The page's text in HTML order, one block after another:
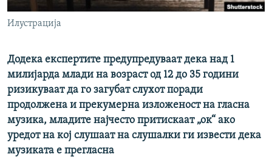
Илустрација
Додека експертите предупредуваат дека над 1
милијарда млади на возраст од 12 до 35 години
ризикуваат да го загубат слухот поради
продолжена и прекумерна изложеност на гласна
музика, младите најчесто притискаат „ок“ ако
уредот на кој слушаат на слушалки ги извести дека
музиката е прегласна